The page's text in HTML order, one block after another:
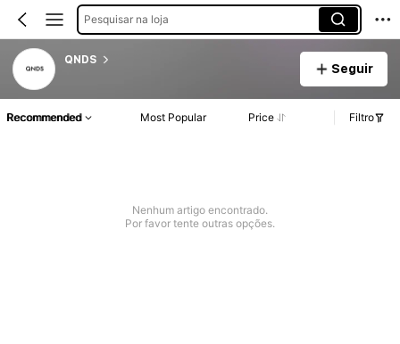
Pesquisar na loja
QNDS
Seguir
Recommended Most Popular Price Filtro
Nenhum artigo encontrado.
Por favor tente outras opções.